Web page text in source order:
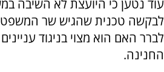
עוד נטען כי היועצת לא השיבה
לבקשה טכנית שהגיש שר
לברר האם הוא מצוי בניגוד
החנינה.